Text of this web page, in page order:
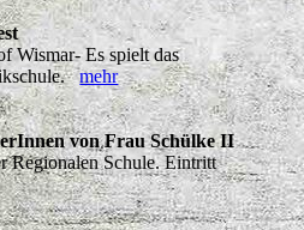
Wismar- Es spielt das
mehr
von Frau Schülke II
Regionalen Schule. Eintritt